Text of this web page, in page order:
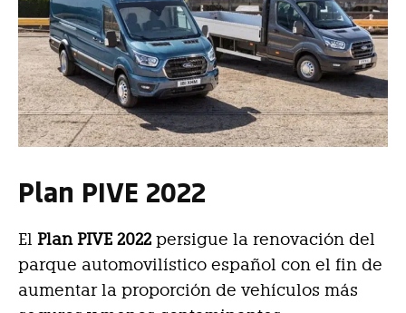
Plan PIVE 2022
El Plan PIVE 2022 persigue la renovación del
parque automovilístico español con el fin de
aumentar la proporción de vehículos más